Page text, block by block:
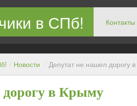
в СПб! Контакты
недорого
/ Новости / Депутат не нашел дорогу
дорогу в Крыму